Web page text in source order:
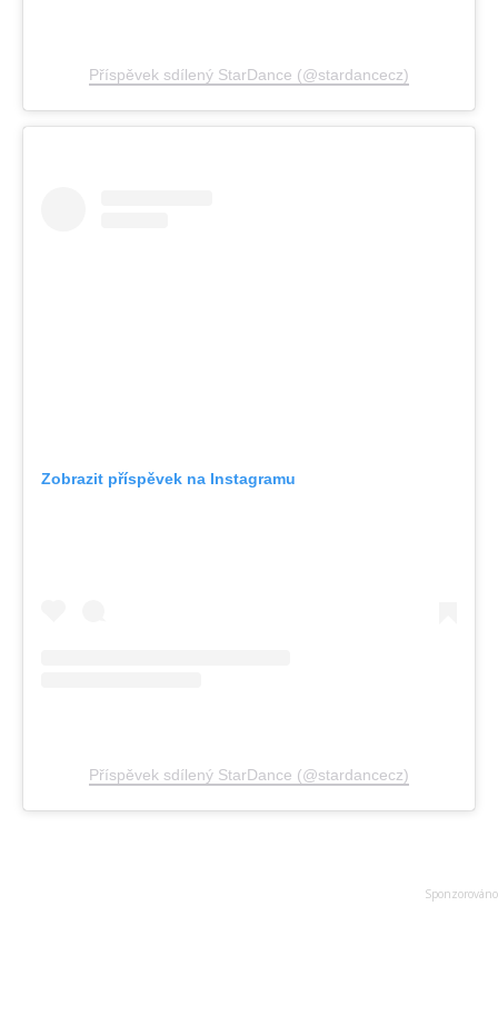
Příspěvek sdílený StarDance (@stardancecz)
Zobrazit příspěvek na Instagramu
Příspěvek sdílený StarDance (@stardancecz)